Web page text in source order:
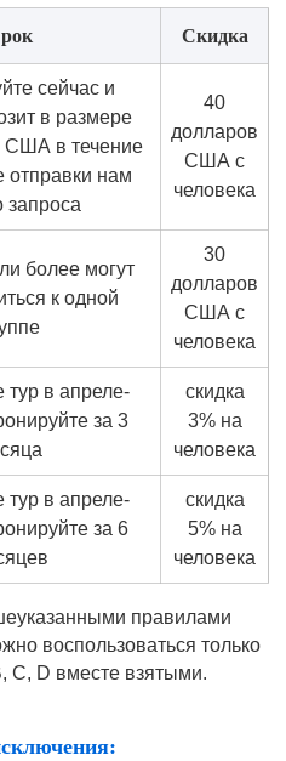
Скидка
сейчас и
в размере
США в течение
отправки нам
запроса
40
долларов
США с
человека
более могут
к одной
30
долларов
США с
человека
в апреле-
за 3
скидка
3% на
человека
в апреле-
за 6
скидка
5% на
человека
правилами
воспользоваться только
C, D вместе взятыми.